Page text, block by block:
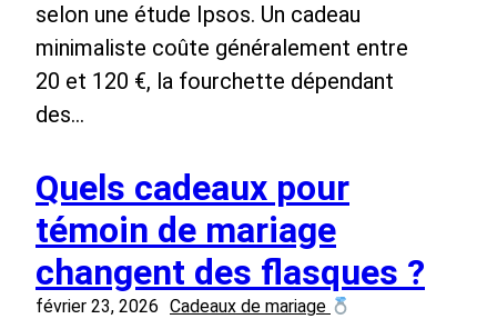
selon une étude Ipsos. Un cadeau
minimaliste coûte généralement entre
20 et 120 €, la fourchette dépendant
des…
Quels cadeaux pour
témoin de mariage
changent des flasques ?
février 23, 2026 Cadeaux de mariage